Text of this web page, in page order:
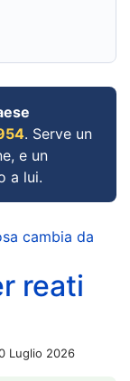
. Serve un
e un
a lui.
cambia da
reati
Luglio 2026